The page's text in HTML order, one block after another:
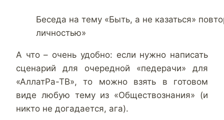
Беседа на тему «Быть, а не казаться»
личностью»
А что – очень удобно: если нужно написать
сценарий для очередной «педерачи» для
«АллатРа-ТВ», то можно взять в готовом
виде любую тему из «Обществознания» (и
никто не догадается, ага).